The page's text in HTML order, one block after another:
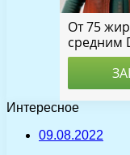
Интересное
09.08.2022